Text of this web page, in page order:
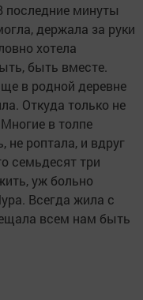
последние минуты
держала за руки
хотела
быть вместе.
в родной деревне
Откуда только не
в толпе
не роптала, и вдруг
семьдесят три
уж больно
Всегда жила с
всем нам быть